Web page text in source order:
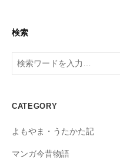
k
検索
検
索
CATEGORY
よもやま・うたかた記
マンガ今昔物語